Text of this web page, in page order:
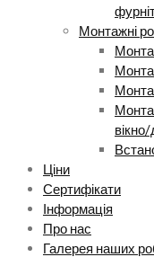
Монтажні
вікно/
Ціни
Сертифікати
Інформація
Про нас
Галерея наших